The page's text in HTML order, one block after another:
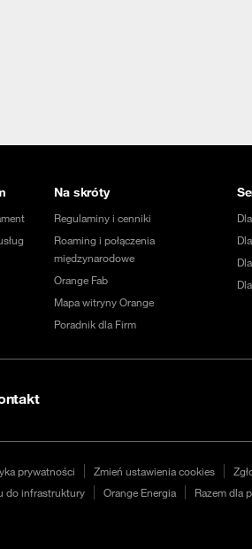
Na skróty
Regulaminy i cenniki
Roaming i połączenia
międzynarodowe
Orange Fab
Mapa witryny Orange
Poradnik dla Firm
prywatności Zmień ustawienia cookies
do infrastruktury Orange Energia Razem dla